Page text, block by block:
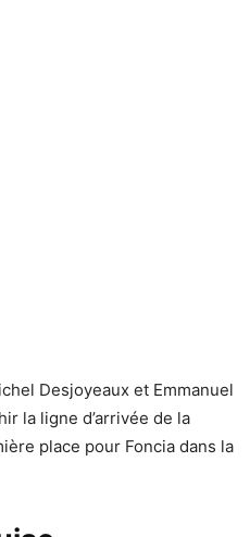
Desjoyeaux et Emmanuel
la ligne d’arrivée de la
place pour Foncia dans la